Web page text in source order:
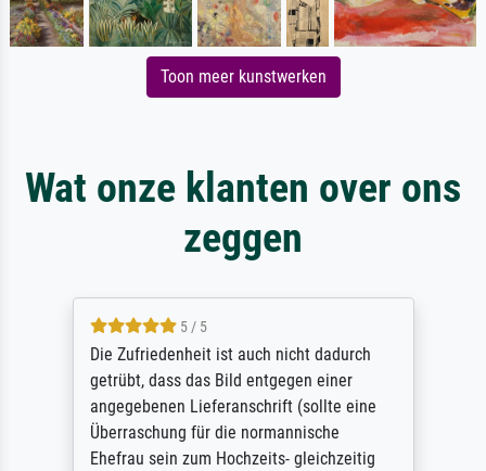
Toon meer kunstwerken
Wat onze klanten over ons
zeggen
5 / 5
Die Zufriedenheit ist auch nicht dadurch
getrübt, dass das Bild entgegen einer
angegebenen Lieferanschrift (sollte eine
Überraschung für die normannische
Ehefrau sein zum Hochzeits- gleichzeitig